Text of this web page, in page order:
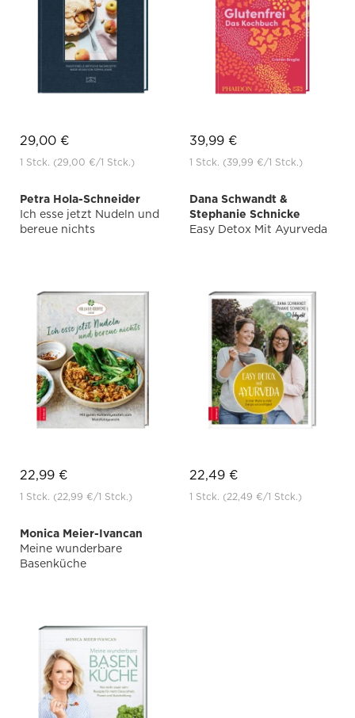
29,00 €
1 Stck. (29,00 €/1 Stck.)
39,99 €
1 Stck. (39,99 €/1 Stck.)
Petra Hola-Schneider
Ich esse jetzt Nudeln und
bereue nichts
22,99 €
1 Stck. (22,99 €/1 Stck.)
Dana Schwandt &
Stephanie Schnicke
Easy Detox Mit Ayurveda
22,49 €
1 Stck. (22,49 €/1 Stck.)
Monica Meier-Ivancan
Meine wunderbare
Basenküche